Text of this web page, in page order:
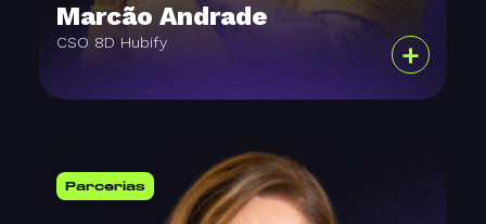
Marcão Andrade
CSO 8D Hubify +
Parcerias